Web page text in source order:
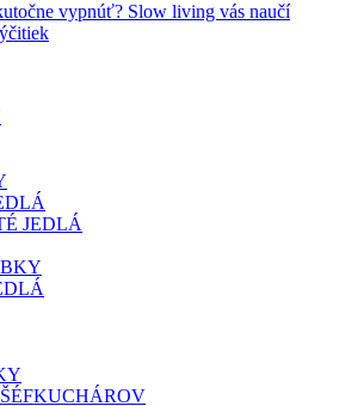
vypnúť? Slow living vás naučí
JEDLÁ